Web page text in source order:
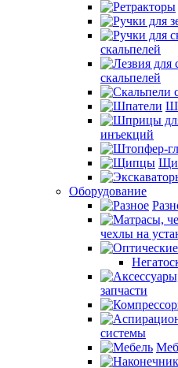
скальпелей
скальпелей
инъекций
Оборудование
чехлы на
запчасти
системы